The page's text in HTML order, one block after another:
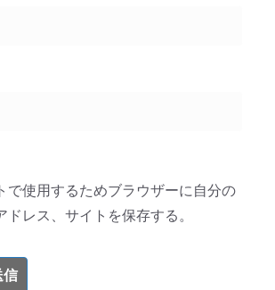
で使用するためブラウザーに自分の
ドレス、サイトを保存する。